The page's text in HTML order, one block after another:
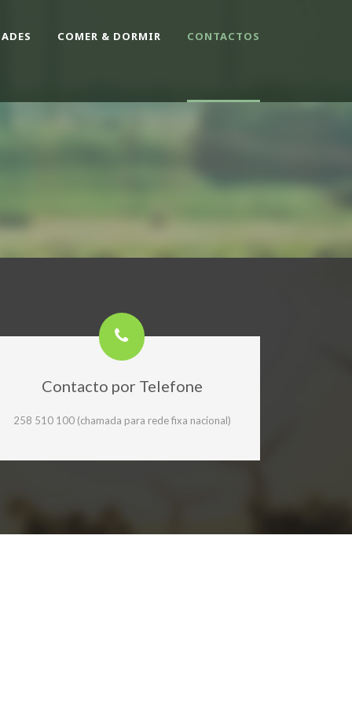
COMER & DORMIR CONTACTOS
Contacto por Telefone
258 510 100 (chamada para rede fixa nacional)